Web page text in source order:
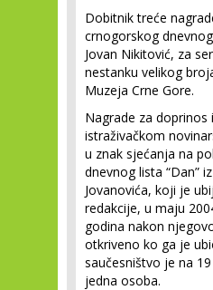
Dobitnik treće
crnogorskog
Jovan Nikitović, za
nestanku velikog
Muzeja Crne Gore.
Nagrade za doprinos
istraživačkom
u znak sjećanja na
dnevnog lista “Dan”
Jovanovića, koji je
redakcije, u maju
godina nakon
otkriveno ko ga je
saučesništvo je na
jedna osoba.